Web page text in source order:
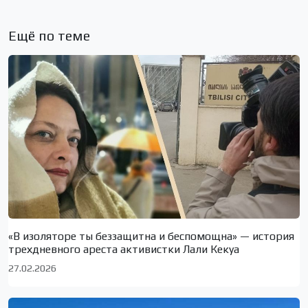
Ещё по теме
«В изоляторе ты беззащитна и беспомощна» — история
трехдневного ареста активистки Лали Кекуа
27.02.2026